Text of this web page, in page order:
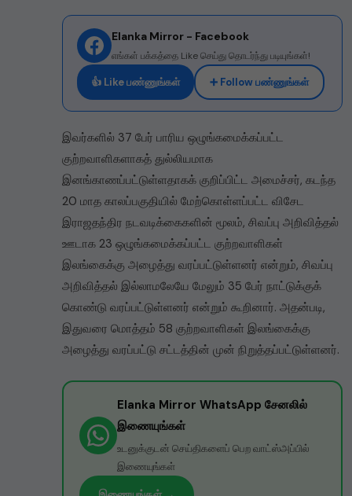
Elanka Mirror - Facebook
எங்கள் பக்கத்தை Like செய்து தொடர்ந்து படியுங்கள்!
👍 Like பண்ணுங்கள் ➕ Follow பண்ணுங்கள்
இவர்களில் 37 பேர் பாரிய ஒழுங்கமைக்கப்பட்ட
குற்றவாளிகளாகத் துல்லியமாக
இனங்காணப்பட்டுள்ளதாகக் குறிப்பிட்ட அமைச்சர், கடந்த
20 மாத காலப்பகுதியில் மேற்கொள்ளப்பட்ட விசேட
இராஜதந்திர நடவடிக்கைகளின் மூலம், சிவப்பு அறிவித்தல்
ஊடாக 23 ஒழுங்கமைக்கப்பட்ட குற்றவாளிகள்
இலங்கைக்கு அழைத்து வரப்பட்டுள்ளனர் என்றும், சிவப்பு
அறிவித்தல் இல்லாமலேயே மேலும் 35 பேர் நாட்டுக்குக்
கொண்டு வரப்பட்டுள்ளனர் என்றும் கூறினார். அதன்படி,
இதுவரை மொத்தம் 58 குற்றவாளிகள் இலங்கைக்கு
அழைத்து வரப்பட்டு சட்டத்தின் முன் நிறுத்தப்பட்டுள்ளனர்.
Elanka Mirror WhatsApp சேனலில்
இணையுங்கள்
உடனுக்குடன் செய்திகளைப் பெற வாட்ஸ்அப்பில்
இணையுங்கள்